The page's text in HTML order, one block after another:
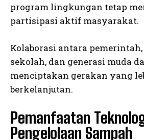
program lingkungan tetap
partisipasi aktif masyarakat.
Kolaborasi antara
sekolah, dan generasi muda
menciptakan gerakan yang
berkelanjutan.
Pemanfaatan
Pengelolaan Sampah